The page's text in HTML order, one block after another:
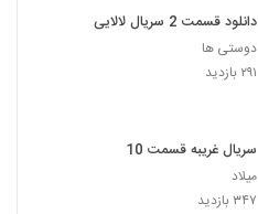
دانلود قسمت 2 سریال لالایی
دوستی ها
۲۹۱ بازدید
سریال غریبه قسمت 10
میلاد
۳۴۷ بازدید